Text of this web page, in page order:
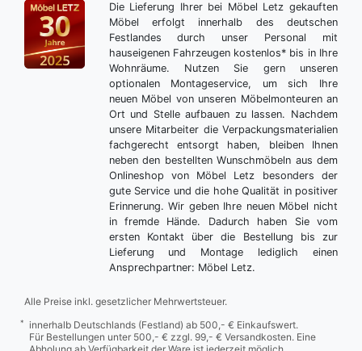
Die Lieferung Ihrer bei Möbel Letz gekauften
Möbel erfolgt innerhalb des deutschen
Festlandes durch unser Personal mit
hauseigenen Fahrzeugen kostenlos* bis in Ihre
Wohnräume. Nutzen Sie gern unseren
optionalen Montageservice, um sich Ihre
neuen Möbel von unseren Möbelmonteuren an
Ort und Stelle aufbauen zu lassen. Nachdem
unsere Mitarbeiter die Verpackungsmaterialien
fachgerecht entsorgt haben, bleiben Ihnen
neben den bestellten Wunschmöbeln aus dem
Onlineshop von Möbel Letz besonders der
gute Service und die hohe Qualität in positiver
Erinnerung. Wir geben Ihre neuen Möbel nicht
in fremde Hände. Dadurch haben Sie vom
ersten Kontakt über die Bestellung bis zur
Lieferung und Montage lediglich einen
Ansprechpartner: Möbel Letz.
Alle Preise inkl. gesetzlicher Mehrwertsteuer.
*
innerhalb Deutschlands (Festland) ab 500,- € Einkaufswert.
Für Bestellungen unter 500,- € zzgl. 99,- € Versandkosten. Eine